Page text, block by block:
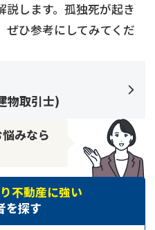
します。孤独死が起き
ぜひ参考にしてみてくだ
物取引士)
みなら
不動産に強い
を探す